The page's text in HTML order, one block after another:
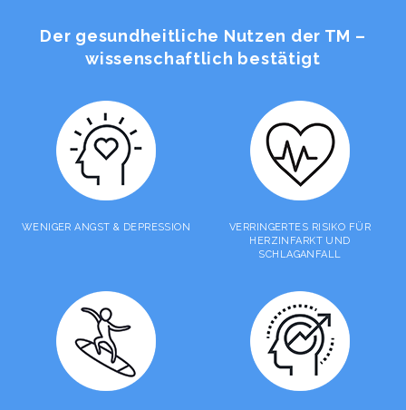
Der gesundheitliche Nutzen der TM –
wissenschaftlich bestätigt
WENIGER ANGST & DEPRESSION
VERRINGERTES RISIKO FÜR
HERZINFARKT UND
SCHLAGANFALL